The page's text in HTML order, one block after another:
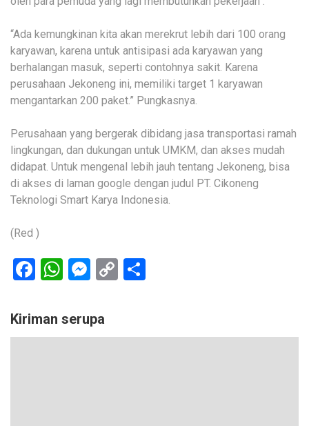
“Ada kemungkinan kita akan merekrut lebih dari 100 orang
karyawan, karena untuk antisipasi ada karyawan yang
berhalangan masuk, seperti contohnya sakit. Karena
perusahaan Jekoneng ini, memiliki target 1 karyawan
mengantarkan 200 paket.” Pungkasnya.
Perusahaan yang bergerak dibidang jasa transportasi ramah
lingkungan, dan dukungan untuk UMKM, dan akses mudah
didapat. Untuk mengenal lebih jauh tentang Jekoneng, bisa
di akses di laman google dengan judul PT. Cikoneng
Teknologi Smart Karya Indonesia.
(Red )
Facebook
WhatsApp
Messenger
Copy
Kiriman serupa